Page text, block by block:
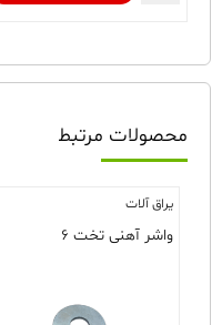
محصولات مرتبط
یراق آلات
واشر آهنی تخت ۶